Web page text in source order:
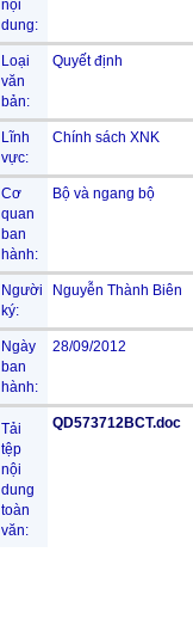
nội
dung:
Loại
văn
bản:
Quyết định
Lĩnh
vực:
Chính sách XNK
Cơ
quan
ban
hành:
Bộ và ngang bộ
Người
ký:
Nguyễn Thành Biên
Ngày
ban
hành:
28/09/2012
Tải
tệp
nội
dung
toàn
văn:
QD573712BCT.doc